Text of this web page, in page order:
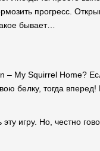
прогресс.
бывает…
– My Squirrel Home?
белку, тогда
игру. Но, честно